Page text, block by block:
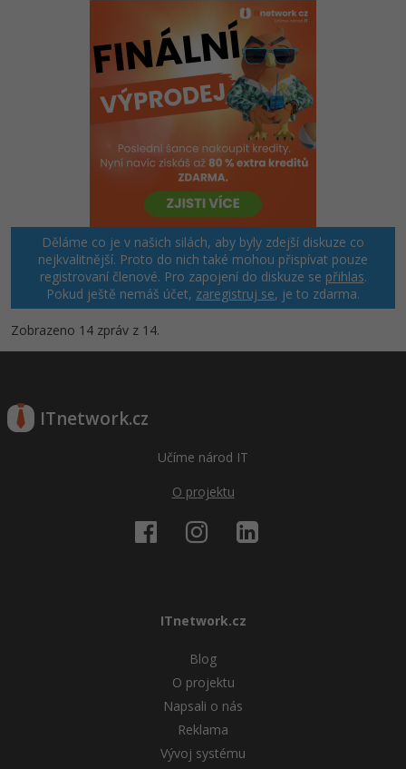
Děláme co je v našich silách, aby byly zdejší diskuze co
nejkvalitnější. Proto do nich také mohou přispívat pouze
registrovaní členové. Pro zapojení do diskuze se přihlas.
Pokud ještě nemáš účet, zaregistruj se, je to zdarma.
Zobrazeno 14 zpráv z 14.
ITnetwork.cz
Učíme národ IT
O projektu
ITnetwork.cz
Blog
O projektu
Napsali o nás
Reklama
Vývoj systému